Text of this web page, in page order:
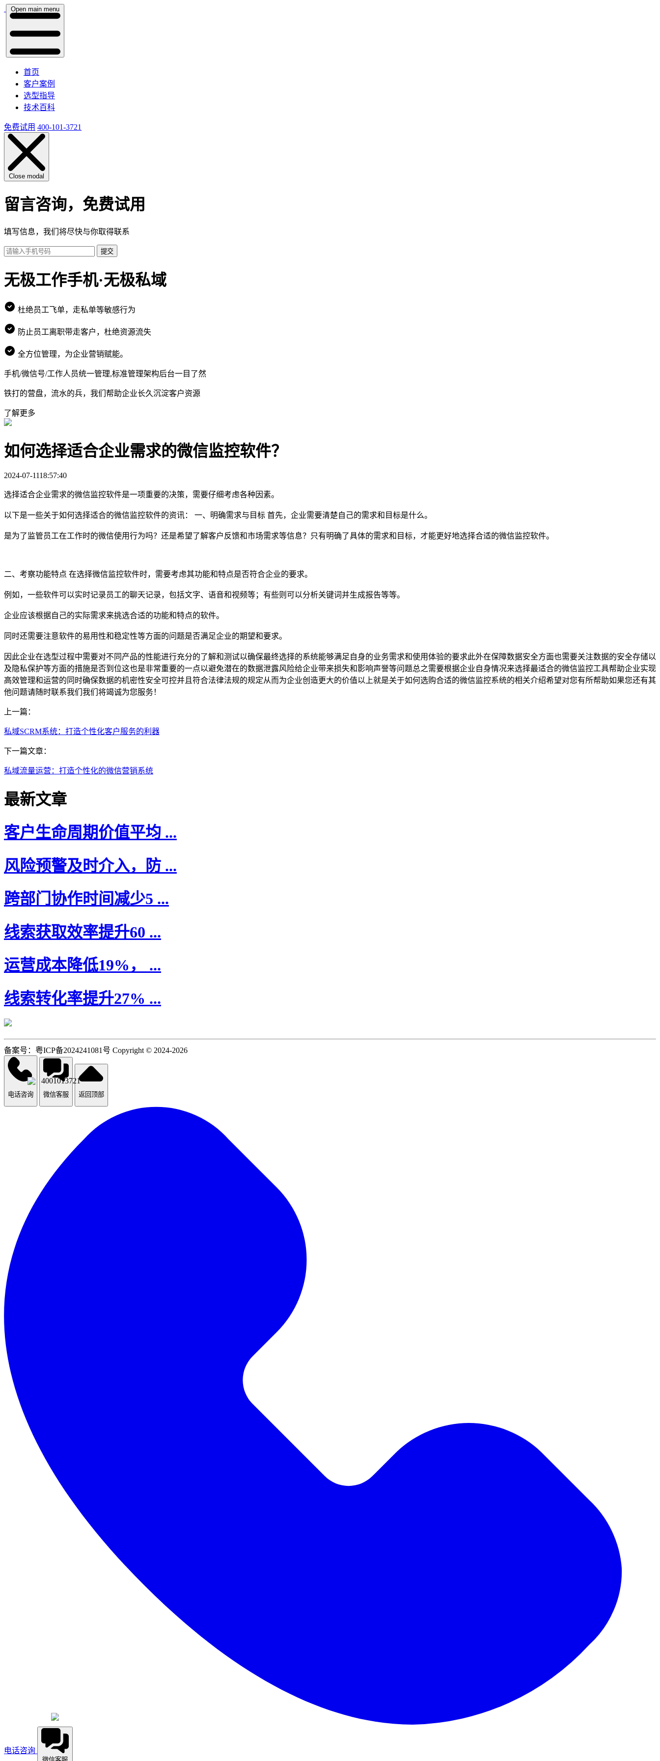
Open main menu
首页
客户案例
选型指导
技术百科
免费试用 400-101-3721
Close modal
留言咨询，免费试用
填写信息，我们将尽快与你取得联系
提交
无极工作手机·无极私域
杜绝员工飞单，走私单等敏感行为
防止员工离职带走客户，杜绝资源流失
全方位管理，为企业营销赋能。
手机/微信号/工作人员统一管理,标准管理架构后台一目了然
铁打的营盘，流水的兵，我们帮助企业长久沉淀客户资源
了解更多
如何选择适合企业需求的微信监控软件？
2024-07-1118:57:40
选择适合企业需求的微信监控软件是一项重要的决策，需要仔细考虑各种因素。
以下是一些关于如何选择适合的微信监控软件的资讯： 一、明确需求与目标 首先，企业需要清楚自己的需求和目标是什么。
是为了监管员工在工作时的微信使用行为吗？还是希望了解客户反馈和市场需求等信息？只有明确了具体的需求和目标，才能更好地选择合适的微信监控软件。
二、考察功能特点 在选择微信监控软件时，需要考虑其功能和特点是否符合企业的要求。
例如，一些软件可以实时记录员工的聊天记录，包括文字、语音和视频等；有些则可以分析关键词并生成报告等等。
企业应该根据自己的实际需求来挑选合适的功能和特点的软件。
同时还需要注意软件的易用性和稳定性等方面的问题是否满足企业的期望和要求。
因此企业在选型过程中需要对不同产品的性能进行充分的了解和测试以确保最终选择的系统能够满足自身的业务需求和使用体验的要求此外在保障数据安全方面也需要关注数据的安全存储以
及隐私保护等方面的措施是否到位这也是非常重要的一点以避免潜在的数据泄露风险给企业带来损失和影响声誉等问题总之需要根据企业自身情况来选择最适合的微信监控工具帮助企业实现
高效管理和运营的同时确保数据的机密性安全可控并且符合法律法规的规定从而为企业创造更大的价值以上就是关于如何选购合适的微信监控系统的相关介绍希望对您有所帮助如果您还有其
他问题请随时联系我们我们将竭诚为您服务！
上一篇：
私域SCRM系统：打造个性化客户服务的利器
下一篇文章：
私域流量运营：打造个性化的微信营销系统
最新文章
客户生命周期价值平均 ...
风险预警及时介入，防 ...
跨部门协作时间减少5 ...
线索获取效率提升60 ...
运营成本降低19%， ...
线索转化率提升27% ...
备案号：粤ICP备2024241081号 Copyright © 2024-2026
电话咨询
4001013721
微信客服 返回顶部
电话咨询